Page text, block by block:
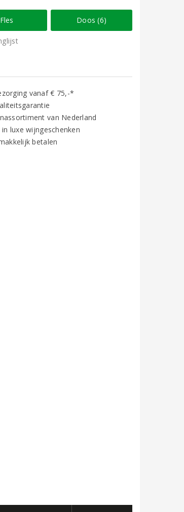
Fles Doos (6)
vanaf € 75,-*
van Nederland
in luxe wijngeschenken
betalen